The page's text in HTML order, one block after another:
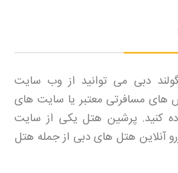
دبی می توانید از وب سایت
های مسافرتی معتبر یا سایت های
کنید. پرشین هتل یکی از سایت
آنلاین هتل های دبی از جمله هتل